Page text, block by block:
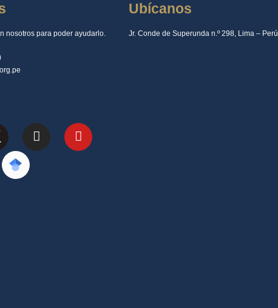
nosotros para poder ayudarlo.
Ubícanos
Jr. Conde de Superunda n.º 298, Lima – Perú